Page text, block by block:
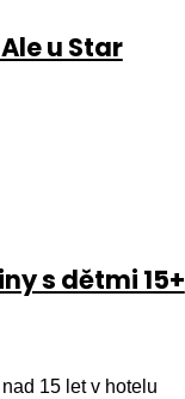
u Star
s dětmi 15+
15 let v hotelu